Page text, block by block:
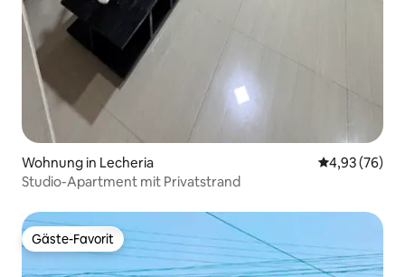
Wohnung in Lecheria
4,93 (76)
Studio-Apartment mit Privatstrand
Gäste-Favorit
Gäste-Favorit